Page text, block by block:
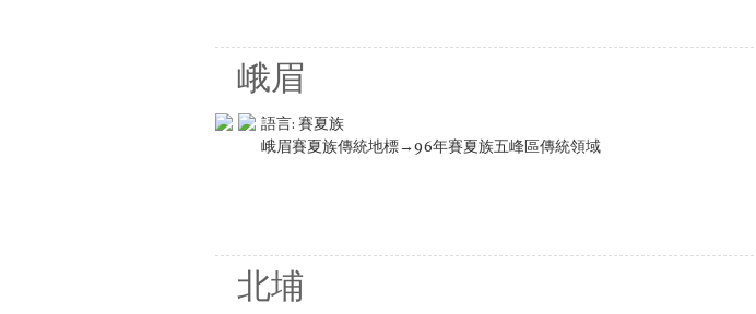
峨眉
語言: 賽夏族
峨眉賽夏族傳統地標→96年賽夏族五峰區傳統領域
北埔